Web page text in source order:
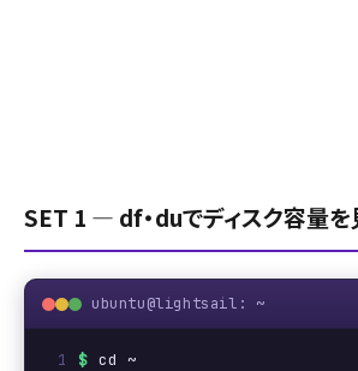
SET 1 ― df・duでディスク容量を
ubuntu@lightsail: ~
$ cd ~